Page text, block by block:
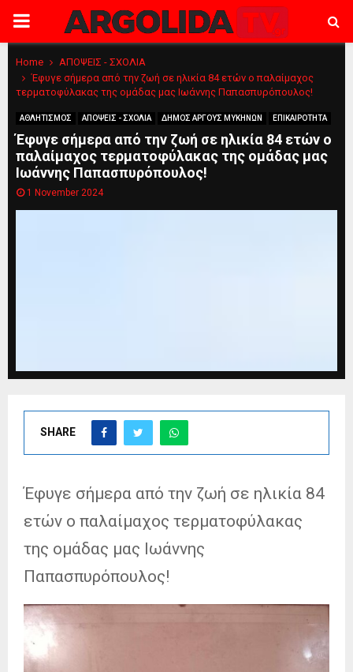
PRIMARY
MENU
Home
ΑΠΟΨΕΙΣ - ΣΧΟΛΙΑ
Έφυγε σήμερα από την ζωή σε ηλικία 84 ετών ο παλαίμαχος
τερματοφύλακας της ομάδας μας Ιωάννης Παπασπυρόπουλος!
ΑΘΛΗΤΙΣΜΟΣ ΑΠΟΨΕΙΣ - ΣΧΟΛΙΑ ΔΗΜΟΣ ΑΡΓΟΥΣ ΜΥΚΗΝΩΝ ΕΠΙΚΑΙΡΟΤΗΤΑ
Έφυγε σήμερα από την ζωή σε ηλικία 84 ετών ο
παλαίμαχος τερματοφύλακας της ομάδας μας
Ιωάννης Παπασπυρόπουλος!
1 November 2024
SHARE
Έφυγε σήμερα από την ζωή σε ηλικία 84
ετών ο παλαίμαχος τερματοφύλακας
της ομάδας μας Ιωάννης
Παπασπυρόπουλος!